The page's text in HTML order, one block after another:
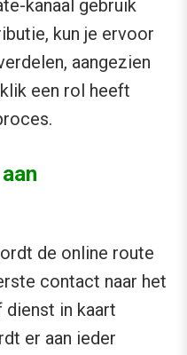
kanaal gebruik
kun je ervoor
aangezien
een rol heeft
de online route
contact naar het
dienst in kaart
er aan ieder